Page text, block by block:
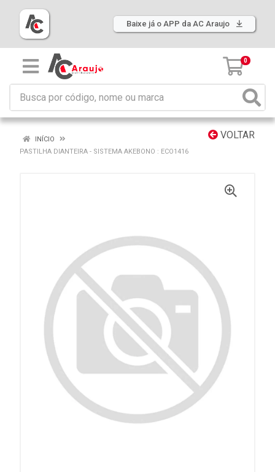
Baixe já o APP da AC Araujo
0
VOLTAR
INÍCIO
PASTILHA DIANTEIRA - SISTEMA AKEBONO : ECO1416